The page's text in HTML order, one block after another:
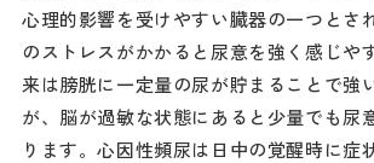
心理的影響を受けやすい臓器の一つとさ
のストレスがかかると尿意を強く感じや
来は膀胱に一定量の尿が貯まることで強
が、脳が過敏な状態にあると少量でも尿
ります。心因性頻尿は日中の覚醒時に症